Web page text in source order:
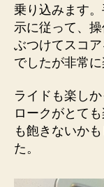
乗り込みます
示に従って、
ぶつけてスコ
でしたが非常に
ライドも楽し
ロークがとて
も飽きないか
た。